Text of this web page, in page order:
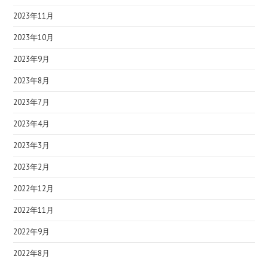
2023年11月
2023年10月
2023年9月
2023年8月
2023年7月
2023年4月
2023年3月
2023年2月
2022年12月
2022年11月
2022年9月
2022年8月